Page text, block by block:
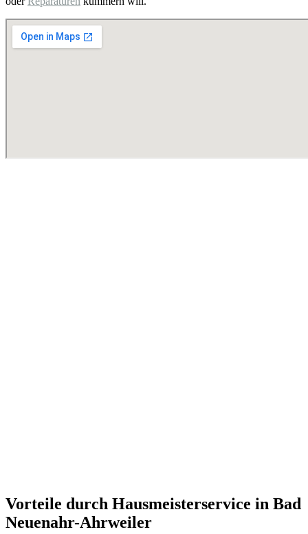
Vorteile durch Hausmeisterservice in Bad
Neuenahr-Ahrweiler